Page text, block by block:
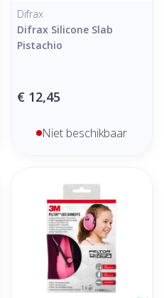
Difrax
Difrax Silicone Slab
Pistachio
€ 12,45
Niet beschikbaar